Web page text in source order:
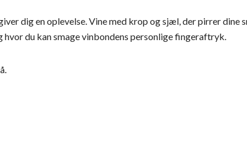
dig en oplevelse. Vine med krop og sjæl, der pirrer dine
du kan smage vinbondens personlige fingeraftryk.